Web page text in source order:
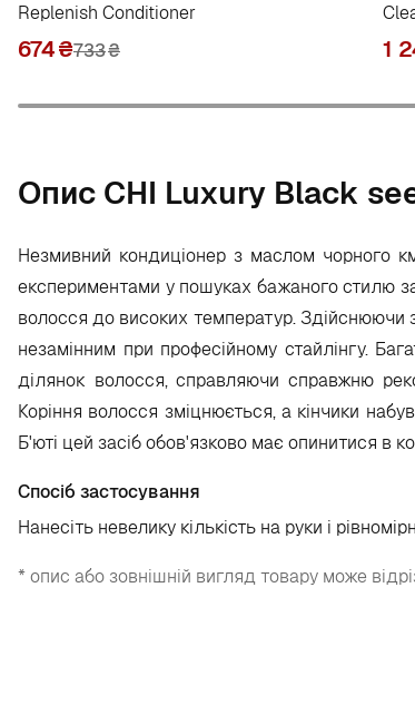
Replenish Conditioner
674₴733₴ 1
Опис CHI Luxury Black
Незмивний кондиціонер з маслом чорного
експериментами у пошуках бажаного стилю
волосся до високих температур. Здійснюючи
незамінним при професійному стайлінгу.
ділянок волосся, справляючи справжню
Коріння волосся зміцнюється, а кінчики
Б'юті цей засіб обов'язково має опинитися в
Спосіб застосування
Нанесіть невелику кількість на руки і
* опис або зовнішній вигляд товару може